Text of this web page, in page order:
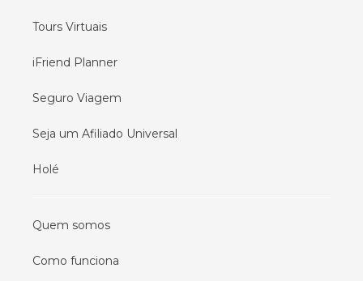
Tours Virtuais
iFriend Planner
Seguro Viagem
Seja um Afiliado Universal
Holé
Quem somos
Como funciona